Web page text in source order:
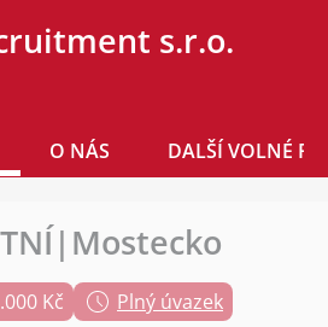
s.r.o.
O NÁS DALŠÍ VOLNÉ
Kč Plný úvazek